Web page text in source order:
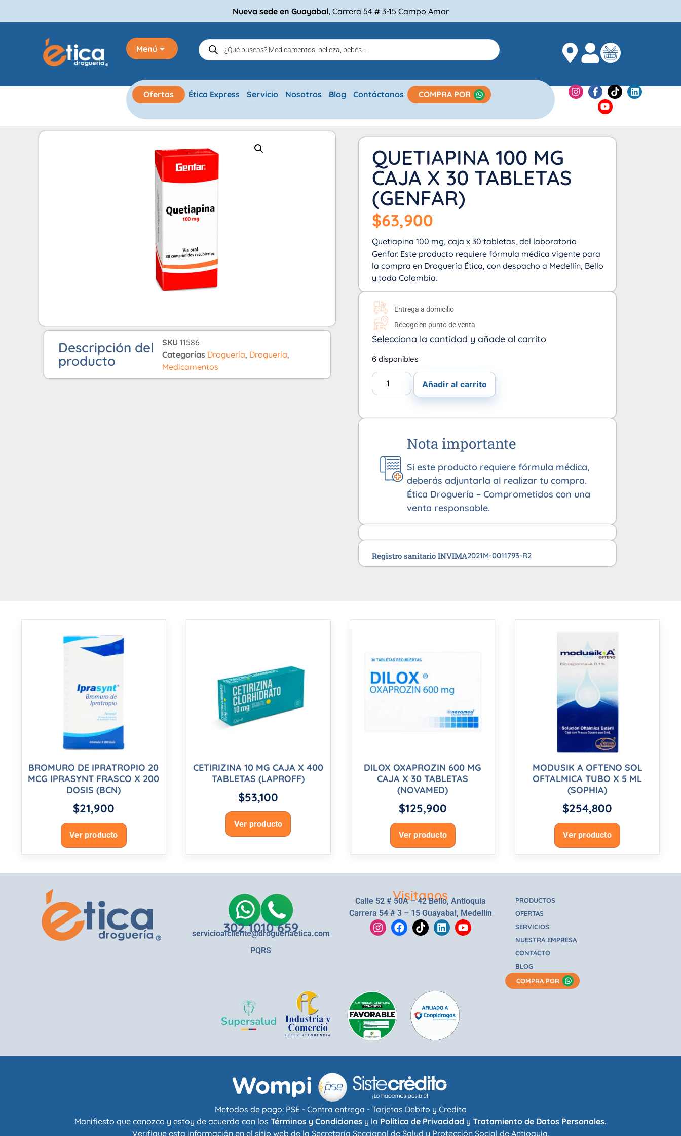
Nueva sede en Guayabal, Carrera 54 # 3-15 Campo Amor
Menú
Ofertas Ética Express Servicio Nosotros Blog Contáctanos COMPRA POR
Descripción del
producto
SKU 11586
Categorías Droguería, Droguería,
Medicamentos
QUETIAPINA 100 MG
CAJA X 30 TABLETAS
(GENFAR)
$63,900
Quetiapina 100 mg, caja x 30 tabletas, del laboratorio
Genfar. Este producto requiere fórmula médica vigente para
la compra en Droguería Ética, con despacho a Medellín, Bello
y toda Colombia.
Entrega a domicilio
Recoge en punto de venta
Selecciona la cantidad y añade al carrito
6 disponibles
Añadir al carrito
Nota importante
Si este producto requiere fórmula médica,
deberás adjuntarla al realizar tu compra.
Ética Droguería – Comprometidos con una
venta responsable.
Registro sanitario INVIMA2021M-0011793-R2
BROMURO DE IPRATROPIO 20
MCG IPRASYNT FRASCO X 200
DOSIS (BCN)
$21,900
Ver producto
CETIRIZINA 10 MG CAJA X 400
TABLETAS (LAPROFF)
$53,100
Ver producto
DILOX OXAPROZIN 600 MG
CAJA X 30 TABLETAS
(NOVAMED)
$125,900
Ver producto
MODUSIK A OFTENO SOL
OFTALMICA TUBO X 5 ML
(SOPHIA)
$254,800
Ver producto
302 1010 659
servicioalcliente@drogueriaetica.com
PQRS
Visitanos
Calle 52 # 50A – 42 Bello, Antioquia
Carrera 54 # 3 – 15 Guayabal, Medellín
PRODUCTOS
OFERTAS
SERVICIOS
NUESTRA EMPRESA
CONTACTO
BLOG
COMPRA POR
Metodos de pago: PSE - Contra entrega - Tarjetas Debito y Credito
Manifiesto que conozco y estoy de acuerdo con los Términos y Condiciones y la Política de Privacidad y Tratamiento de Datos Personales.
Verifique esta información en el sitio web de la Secretaría Seccional de Salud y Protección Social de Antioquia.